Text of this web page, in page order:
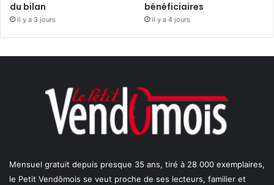
du bilan
il y a 3 jours
bénéficiaires
il y a 4 jours
Mensuel gratuit depuis presque 35 ans, tiré à 28 000 exemplaires,
le Petit Vendômois se veut proche de ses lecteurs, familier et